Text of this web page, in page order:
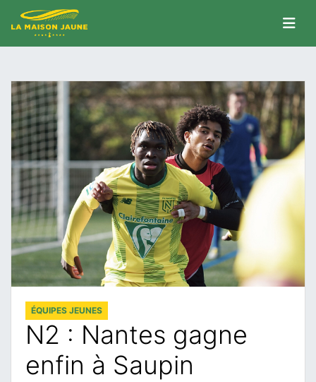
ÉQUIPES JEUNES
N2 : Nantes gagne
enfin à Saupin